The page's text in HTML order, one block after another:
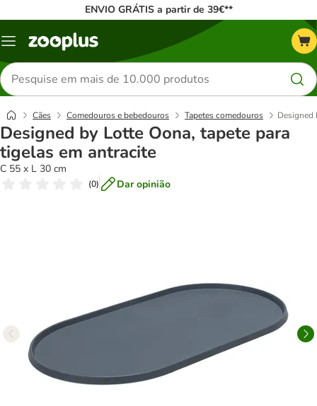
ENVIO GRÁTIS a partir de 39€**
Menu
Pesquisar
produtos
Cães Comedouros e bebedouros Tapetes comedouros Designed
Designed by Lotte Oona, tapete para
tigelas em antracite
C 55 x L 30 cm
(0) Dar opinião